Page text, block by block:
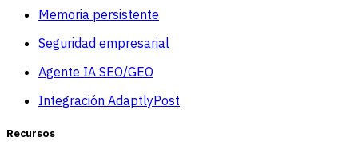
Memoria persistente
Seguridad empresarial
Agente IA SEO/GEO
Integración AdaptlyPost
Recursos